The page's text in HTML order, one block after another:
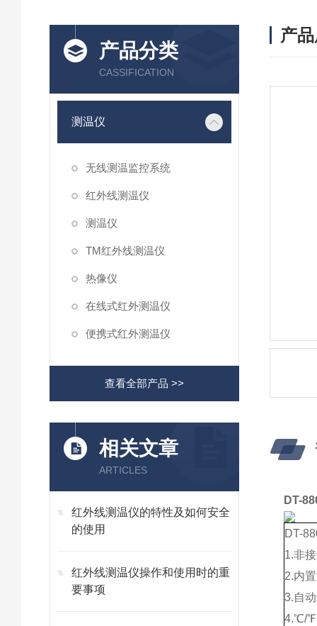
产品分类
CASSIFICATION
测温仪
无线测温监控系统
红外线测温仪
测温仪
TM红外线测温仪
热像仪
在线式红外测温仪
便携式红外测温仪
查看全部产品 >>
相关文章
ARTICLES
红外线测温仪的特性及如何安全
的使用
红外线测温仪操作和使用时的重
要事项
产
DT-
DT-
1.非
2.内
3.自
4.℃/℉